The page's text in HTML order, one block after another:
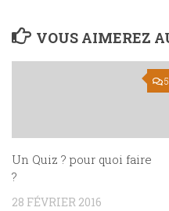
VOUS AIMEREZ
5
Un Quiz ? pour quoi faire
?
28 FÉVRIER 2016